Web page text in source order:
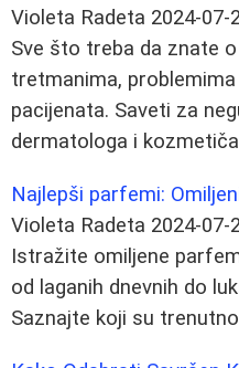
Violeta Radeta 2024-07-
Sve što treba da znate
tretmanima,
pacijenata. Saveti za
dermatologa i
Najlepši parfemi:
Violeta Radeta 2024-07-
Istražite omiljene
od laganih dnevnih do
Saznajte koji su